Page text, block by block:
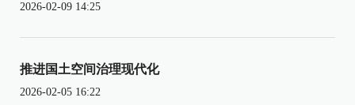
2026-02-09 14:25
推进国土空间治理现代化
2026-02-05 16:22